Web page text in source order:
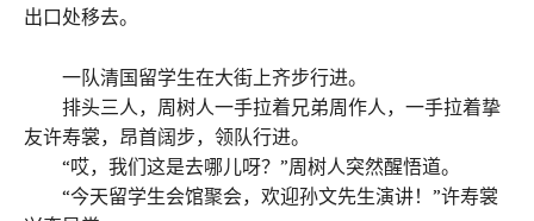
出口处移去。
一队清国留学生在大街上齐步行进。
排头三人，周树人一手拉着兄弟周作人，一手拉着挚
友许寿裳，昂首阔步，领队行进。
“哎，我们这是去哪儿呀？”周树人突然醒悟道。
“今天留学生会馆聚会，欢迎孙文先生演讲！”许寿裳